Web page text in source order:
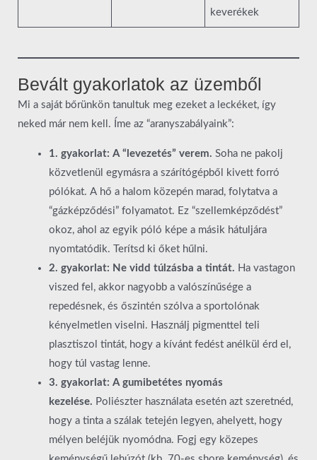
keverékek
Bevált gyakorlatok az üzemből
Mi a saját bőrünkön tanultuk meg ezeket a leckéket, így
neked már nem kell. Íme az “aranyszabályaink”:
1. gyakorlat: A “levezetés” verem. Soha ne pakolj
közvetlenül egymásra a szárítógépből kivett forró
pólókat. A hő a halom közepén marad, folytatva a
“gázképződési” folyamatot. Ez “szellemképződést”
okoz, ahol az egyik póló képe a másik hátuljára
nyomtatódik. Terítsd ki őket hűlni.
2. gyakorlat: Ne vidd túlzásba a tintát. Ha vastagon
viszed fel, akkor nagyobb a valószínűsége a
repedésnek, és őszintén szólva a sportolónak
kényelmetlen viselni. Használj pigmenttel teli
plasztiszol tintát, hogy a kívánt fedést anélkül érd el,
hogy túl vastag lenne.
3. gyakorlat: A gumibetétes nyomás
kezelése. Poliészter használata esetén azt szeretnéd,
hogy a tinta a szálak tetején legyen, ahelyett, hogy
mélyen beléjük nyomódna. Fogj egy közepes